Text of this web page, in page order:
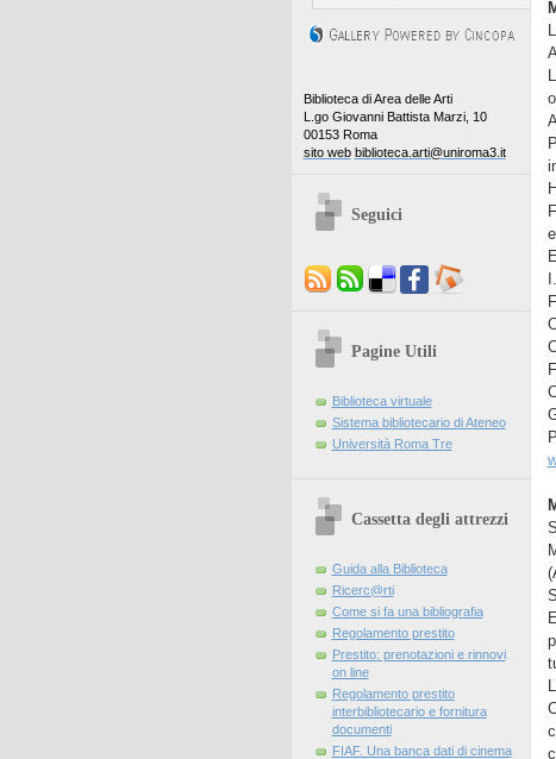
Biblioteca di Area delle Arti
L.go Giovanni Battista Marzi, 10
00153 Roma
sito web biblioteca.arti@uniroma3.it
Seguici
Pagine Utili
Biblioteca virtuale
Sistema bibliotecario di Ateneo
Università Roma Tre
Cassetta degli attrezzi
Guida alla Biblioteca
Ricerc@rti
Come si fa una bibliografia
Regolamento prestito
Prestito: prenotazioni e rinnovi
on line
Regolamento prestito
interbibliotecario e fornitura
documenti
FIAF. Una banca dati di cinema